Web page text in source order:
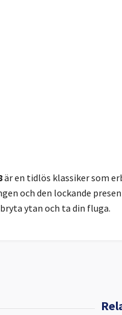
är en tidlös klassiker som
och den lockande
ytan och ta din fluga.